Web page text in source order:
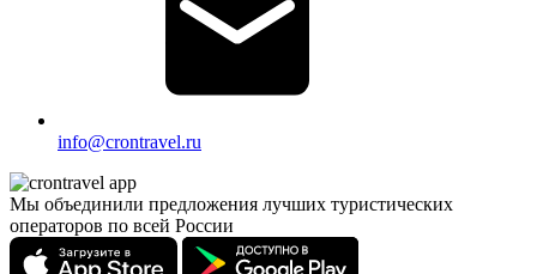
info@crontravel.ru
Мы объединили предложения лучших туристических
операторов по всей России